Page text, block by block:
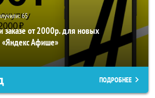
65
заказе от 2000р. для новых
«Яндекс Афише»
ПОДРОБНЕЕ